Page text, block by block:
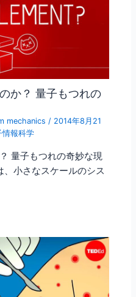
か？ 量子もつれの
mechanics / 2014年8月21
情報科学
量子もつれの奇妙な現
小さなスケールのシス